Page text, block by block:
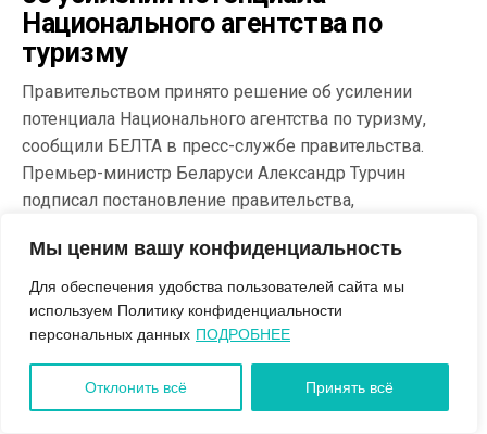
Мы ценим вашу конфиденциальность
Для обеспечения удобства пользователей сайта мы
используем Политику конфиденциальности
персональных данных ПОДРОБНЕЕ
Отклонить всё Принять всё
Национального агентства по
туризму
Правительством принято решение об усилении
потенциала Национального агентства по туризму,
сообщили БЕЛТА в пресс-службе правительства.
Премьер-министр Беларуси Александр Турчин
подписал постановление правительства,
образовательного РУП «Центр международных
связей» из подчинения Минобразования в
подчинение Национального агентства по туризму.
Данное предприятие будет переименовано в РУП
«Центр развития туризма и международных связей».
Также предполагается усиление потенциала
Национального...читать далее